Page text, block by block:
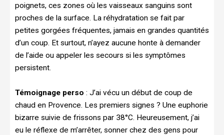
poignets, ces zones où les vaisseaux sanguins sont
proches de la surface. La réhydratation se fait par
petites gorgées fréquentes, jamais en grandes quantités
d’un coup. Et surtout, n’ayez aucune honte à demander
de l’aide ou appeler les secours si les symptômes
persistent.
Témoignage perso : J’ai vécu un début de coup de
chaud en Provence. Les premiers signes ? Une euphorie
bizarre suivie de frissons par 38°C. Heureusement, j’ai
eu le réflexe de m’arrêter, sonner chez des gens pour